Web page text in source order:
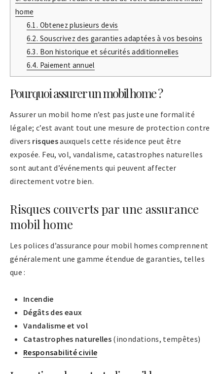
home
6.1. Obtenez plusieurs devis
6.2. Souscrivez des garanties adaptées à vos besoins
6.3. Bon historique et sécurités additionnelles
6.4. Paiement annuel
Pourquoi assurer un mobil home ?
Assurer un mobil home n’est pas juste une formalité
légale; c’est avant tout une mesure de protection contre
divers risquesauxquels cette résidence peut être
exposée. Feu, vol, vandalisme, catastrophes naturelles
sont autant d’événements qui peuvent affecter
directement votre bien.
Risques couverts par une assurance
mobil home
Les polices d’assurance pour mobil homes comprennent
généralement une gamme étendue de garanties, telles
que :
Incendie
Dégâts des eaux
Vandalisme et vol
Catastrophes naturelles (inondations, tempêtes)
Responsabilité civile